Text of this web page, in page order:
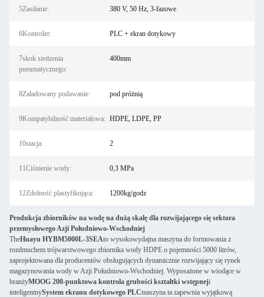
5Zasilanie: 380 V, 50 Hz, 3-fazowe
6Kontroler: PLC + ekran dotykowy
7skok siedzenia
pneumatycznego:
400mm
8Załadowany podawanie: pod próżnią
9Kompatybilność materiałowa: HDPE, LDPE, PP
10stacja: 2
11Ciśnienie wody: 0,3 MPa
12Zdolność plastyfikująca: 1200kg/godz
Produkcja zbiorników na wodę na dużą skalę dla rozwijającego się sektora
przemysłowego Azji Południowo-Wschodniej
TheHuayu HYBM5000L-3SEAto wysokowydajna maszyna do formowania z
rozdmuchem trójwarstwowego zbiornika wody HDPE o pojemności 5000 litrów,
zaprojektowana dla producentów obsługujących dynamicznie rozwijający się rynek
magazynowania wody w Azji Południowo-Wschodniej. Wyposażone w wiodące w
branżyMOOG 200-punktowa kontrola grubości kształtki wstępneji
inteligentnySystem ekranu dotykowego PLCmaszyna ta zapewnia wyjątkową